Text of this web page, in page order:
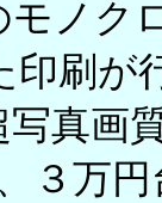
モノク
印刷が
真画
３万